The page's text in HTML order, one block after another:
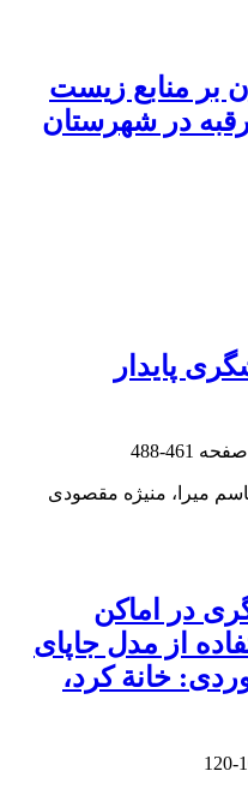
بر منابع زیست
در شهرستان
پایدار
461-488
میرا، منیژه مقصودی
در اماکن
از مدل جاپای
خانة کرد،